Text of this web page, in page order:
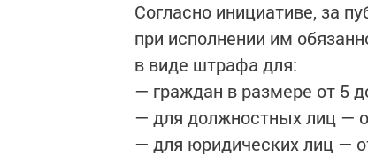
Согласно инициативе, за
при исполнении им
в виде штрафа для:
— граждан в размере от 5
— для должностных лиц —
— для юридических лиц —